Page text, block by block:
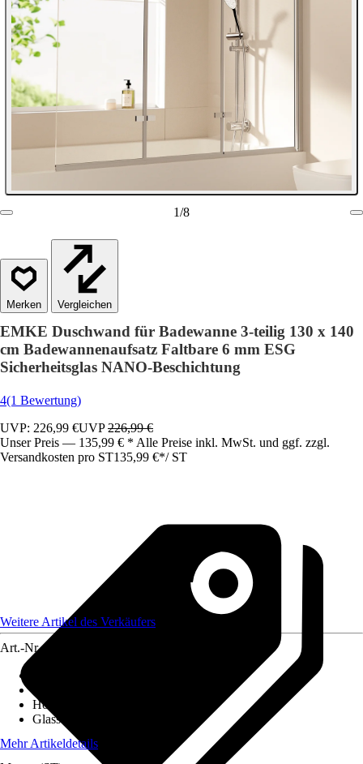
1/8
Vergleichen
EMKE Duschwand für Badewanne 3-teilig 130 x 140
cm Badewannenaufsatz Faltbare 6 mm ESG
Sicherheitsglas NANO-Beschichtung
4(1 Bewertung)
UVP: 226,99 €UVP226,99 €
Unser Preis — 135,99 € * Alle Preise inkl. MwSt. und ggf. zzgl.
Versandkosten pro ST135,99 €*/ ST
Weitere Artikel des Verkäufers
Art.-Nr. 12081241
Höhe
Glasstärke
Mehr Artikeldetails